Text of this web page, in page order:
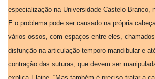
especialização na Universidade Castelo Branco,
E o problema pode ser causado na própria
vários ossos, com espaços entre eles,
disfunção na articulação temporo-mandibular e
contração das suturas, que devem ser